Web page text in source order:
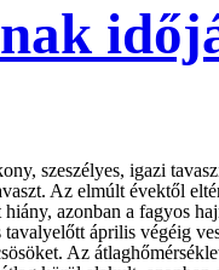
szeszélyes, igazi
Az elmúlt évektől
azonban a fagyos
tavalyelőtt április végéig
Az